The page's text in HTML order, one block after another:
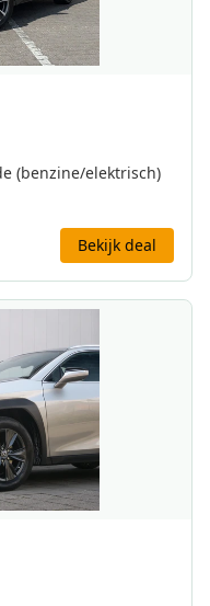
(benzine/elektrisch)
Bekijk deal